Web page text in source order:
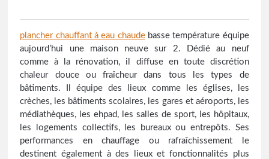
plancher chauffant à eau chaudebasse température équipe
aujourd’hui une maison neuve sur 2. Dédié au neuf
comme à la rénovation, il diffuse en toute discrétion
chaleur douce ou fraîcheur dans tous les types de
bâtiments. Il équipe des lieux comme les églises, les
crèches, les bâtiments scolaires, les gares et aéroports, les
médiathèques, les ehpad, les salles de sport, les hôpitaux,
les logements collectifs, les bureaux ou entrepôts. Ses
performances en chauffage ou rafraîchissement le
destinent également à des lieux et fonctionnalités plus